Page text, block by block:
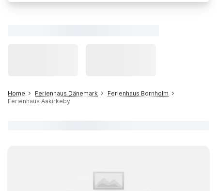
Home Ferienhaus Dänemark
Ferienhaus Bornholm
Ferienhaus Aakirkeby